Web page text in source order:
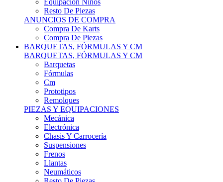
Equipación Niños
Resto De Piezas
ANUNCIOS DE COMPRA
Compra De Karts
Compra De Piezas
BARQUETAS, FÓRMULAS Y CM
BARQUETAS, FÓRMULAS Y CM
Barquetas
Fórmulas
Cm
Prototipos
Remolques
PIEZAS Y EQUIPACIONES
Mecánica
Electrónica
Chasis Y Carrocería
Suspensiones
Frenos
Llantas
Neumáticos